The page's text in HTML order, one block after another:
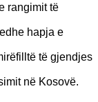
rangimit të
hapja e
të gjendjes
në Kosovë.